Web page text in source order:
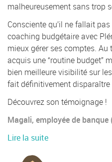
malheureusement sans trop
Consciente qu’il ne fallait
coaching budgétaire avec
mieux gérer ses comptes.
acquis une “routine budget”
bien meilleure visibilité sur
fait définitivement disparaître
Découvrez son témoignage !
Magali, employée de banque
Lire la suite